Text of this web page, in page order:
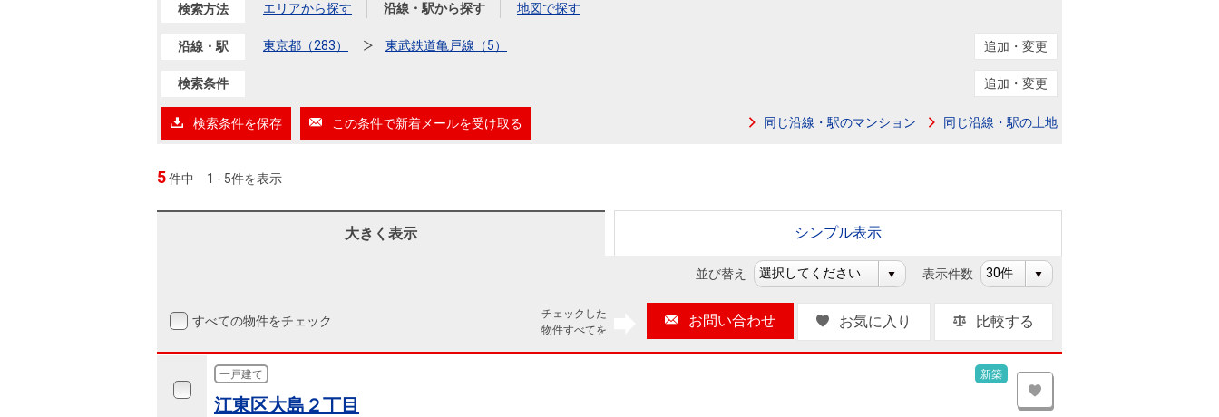
購入向けサービス 住宅ローンシミュレーション 住まい1プラス（お役立ちコラム）
住まいと暮らしの税金の本（電子ブック）
売却向けサービス 周辺相場検索 住まい1プラス（お役立ちコラム）
住まいと暮らしの税金の本（電子ブック）
会社案内（電子ブック版）
検索方法 エリアから探す 沿線・駅から探す 地図で探す
沿線・駅 東京都（283） 東武鉄道亀戸線（5） 追加・変更
検索条件 追加・変更
検索条件を保存 この条件で新着メールを受け取る 同じ沿線・駅のマンション 同じ沿線・駅の土地
5件中 1 - 5件を表示
大きく表示 シンプル表示
並び替え 表示件数
すべての物件をチェック
チェックした
物件すべてを
お問い合わせ お気に入り 比較する
一戸建て 新築
江東区大島２丁目